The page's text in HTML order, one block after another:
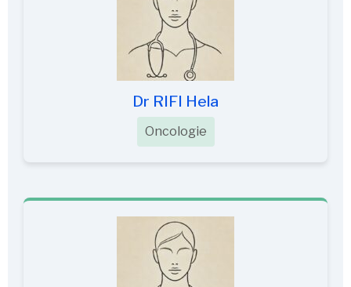
Dr RIFI Hela
Oncologie